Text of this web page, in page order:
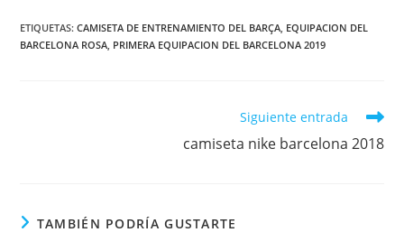
ETIQUETAS:CAMISETA DE ENTRENAMIENTO DEL BARÇA, EQUIPACION DEL
BARCELONA ROSA, PRIMERA EQUIPACION DEL BARCELONA 2019
Siguiente entrada
camiseta nike barcelona 2018
TAMBIÉN PODRÍA GUSTARTE